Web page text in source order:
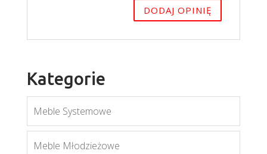
Kategorie
Meble Systemowe
Meble Młodzieżowe